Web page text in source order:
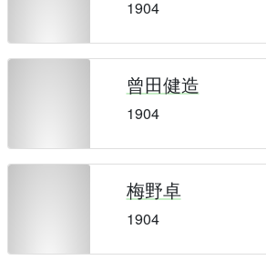
1904
曾田健造
1904
梅野卓
1904